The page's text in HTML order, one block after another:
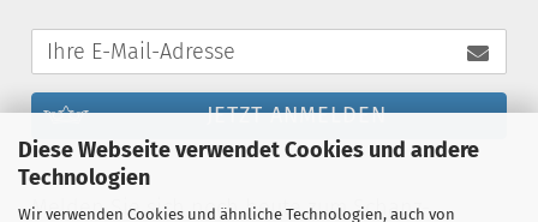
Diese Webseite verwendet Cookies und andere
Technologien
Wir verwenden Cookies und ähnliche Technologien, auch von
JETZT ANMELDEN
Melden Sie sich noch heute zum Schanz-